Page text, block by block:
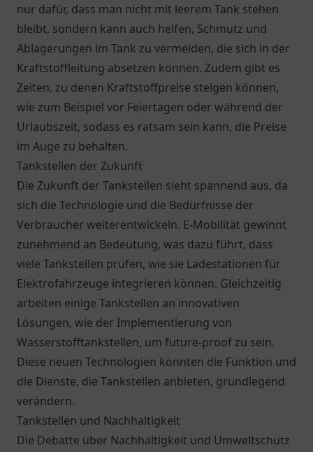
nur dafür, dass man nicht mit leerem Tank stehen
bleibt, sondern kann auch helfen, Schmutz und
Ablagerungen im Tank zu vermeiden, die sich in der
Kraftstoffleitung absetzen können. Zudem gibt es
Zeiten, zu denen Kraftstoffpreise steigen können,
wie zum Beispiel vor Feiertagen oder während der
Urlaubszeit, sodass es ratsam sein kann, die Preise
im Auge zu behalten.
Tankstellen der Zukunft
Die Zukunft der Tankstellen sieht spannend aus, da
sich die Technologie und die Bedürfnisse der
Verbraucher weiterentwickeln. E-Mobilität gewinnt
zunehmend an Bedeutung, was dazu führt, dass
viele Tankstellen prüfen, wie sie Ladestationen für
Elektrofahrzeuge integrieren können. Gleichzeitig
arbeiten einige Tankstellen an innovativen
Lösungen, wie der Implementierung von
Wasserstofftankstellen, um future-proof zu sein.
Diese neuen Technologien könnten die Funktion und
die Dienste, die Tankstellen anbieten, grundlegend
verändern.
Tankstellen und Nachhaltigkeit
Die Debatte über Nachhaltigkeit und Umweltschutz